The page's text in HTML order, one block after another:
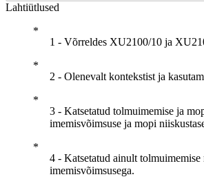
Lahtiütlused
1 - Võrreldes XU2100/10 ja
2 - Olenevalt kontekstist ja
3 - Katsetatud tolmuimemise ja
imemisvõimsuse ja mopi
4 - Katsetatud ainult tolmuimemise
imemisvõimsusega.